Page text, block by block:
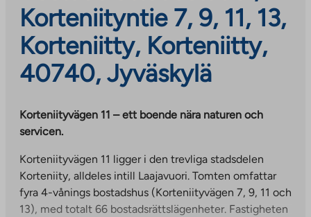
Korteniityntie 7, 9, 11, 13,
Korteniitty, Korteniitty,
40740, Jyväskylä
Korteniityvägen 11 – ett boende nära naturen och
servicen.
Korteniityvägen 11 ligger i den trevliga stadsdelen
Korteniity, alldeles intill Laajavuori. Tomten omfattar
fyra 4-vånings bostadshus (Korteniityvägen 7, 9, 11 och
13), med totalt 66 bostadsrättslägenheter. Fastigheten